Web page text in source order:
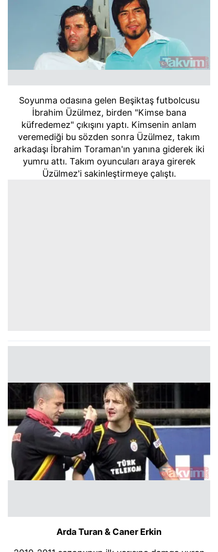
Soyunma odasına gelen Beşiktaş futbolcusu
İbrahim Üzülmez, birden "Kimse bana
küfredemez" çıkışını yaptı. Kimsenin anlam
veremediği bu sözden sonra Üzülmez, takım
arkadaşı İbrahim Toraman'ın yanına giderek iki
yumru attı. Takım oyuncuları araya girerek
Üzülmez'i sakinleştirmeye çalıştı.
Arda Turan & Caner Erkin